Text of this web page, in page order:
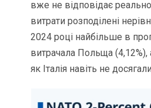
вже не відповідає
витрати розподілені
2024 році найбільше в
витрачала Польща (4,12%),
як Італія навіть не